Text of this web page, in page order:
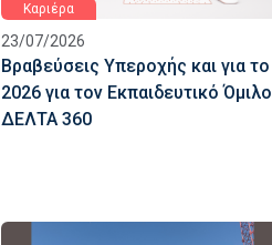
Καριέρα
23/07/2026
Βραβεύσεις Υπεροχής και για το
2026 για τον Εκπαιδευτικό Όμιλο
ΔΕΛΤΑ 360